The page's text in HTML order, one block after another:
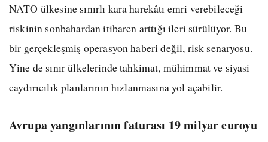
NATO ülkesine sınırlı kara harekâtı emri verebileceği
riskinin sonbahardan itibaren arttığı ileri sürülüyor. Bu
bir gerçekleşmiş operasyon haberi değil, risk senaryosu.
Yine de sınır ülkelerinde tahkimat, mühimmat ve siyasi
caydırıcılık planlarının hızlanmasına yol açabilir.
Avrupa yangınlarının faturası 19 milyar euroyu